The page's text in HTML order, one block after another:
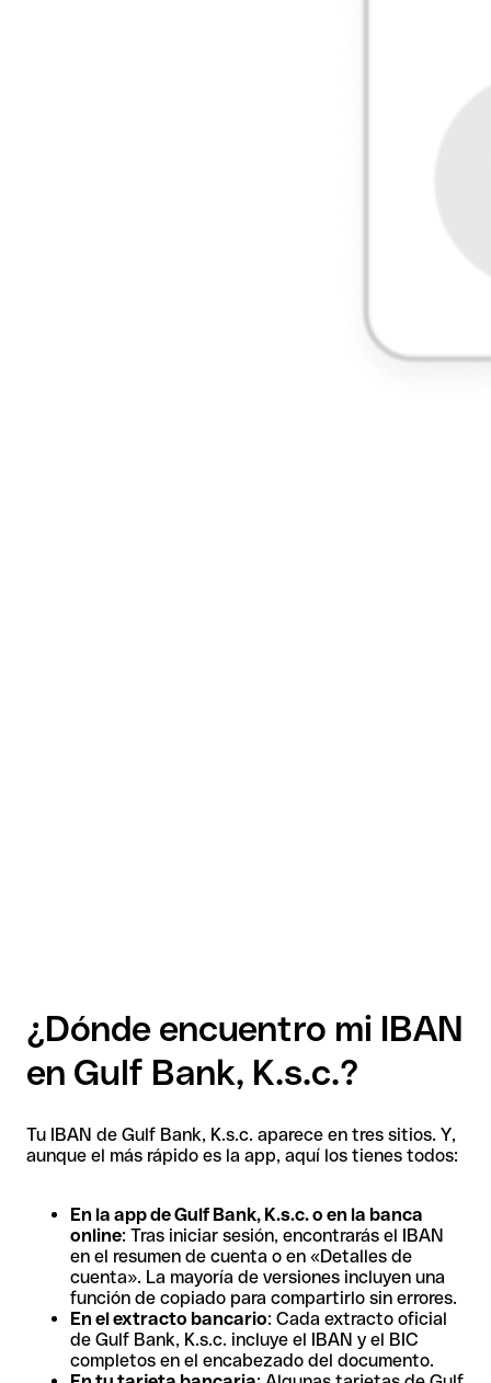
¿Dónde encuentro mi IBAN
en Gulf Bank, K.s.c.?
Tu IBAN de Gulf Bank, K.s.c. aparece en tres sitios. Y,
aunque el más rápido es la app, aquí los tienes todos:
En la app de Gulf Bank, K.s.c. o en la banca
online: Tras iniciar sesión, encontrarás el IBAN
en el resumen de cuenta o en «Detalles de
cuenta». La mayoría de versiones incluyen una
función de copiado para compartirlo sin errores.
En el extracto bancario: Cada extracto oficial
de Gulf Bank, K.s.c. incluye el IBAN y el BIC
completos en el encabezado del documento.